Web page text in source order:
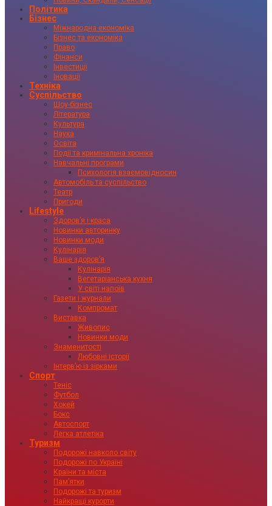
Політика
Бізнес
Міжнародна економіка
Бізнес та економіка
Право
Фінанси
Інвестиції
Іновації
Техніка
Суспільство
Шоу-бізнес
Література
Культура
Наука
Освіта
Події та кримінальна хроніка
Навчальні програми
Психологія взаємовідносин
Автомобіль та суспільство
Театр
Пригоди
Lifestyle
Здоровʼя і краса
Новинки авторинку
Новинки моди
Кулінарія
Ваше здоровʼя
Кулінарія
Вегетаріанська кухня
У світі напоїв
Газети і журнали
Компромат
Виставка
Живопис
Новинки моди
Знаменитості
Любовні історії
Інтервʼю із зірками
Спорт
Теніс
Футбол
Хокей
Бокс
Автоспорт
Легка атлетіка
Туризм
Подорожі навколо світу
Подорожі по Україні
Країни та міста
Пам’ятки
Подорожі та туризм
Найкращі курорти